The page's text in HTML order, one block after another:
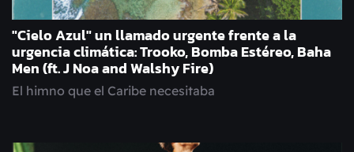
"Cielo Azul" un llamado urgente frente a la
urgencia climática: Trooko, Bomba Estéreo, Baha
Men (ft. J Noa and Walshy Fire)
El himno que el Caribe necesitaba